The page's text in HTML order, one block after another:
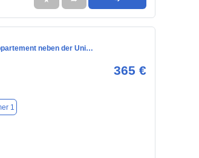
neben der Uni…
365 €
1